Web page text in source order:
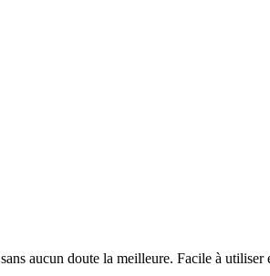
aucun doute la meilleure. Facile à